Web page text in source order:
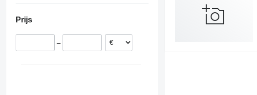
Prijs
–